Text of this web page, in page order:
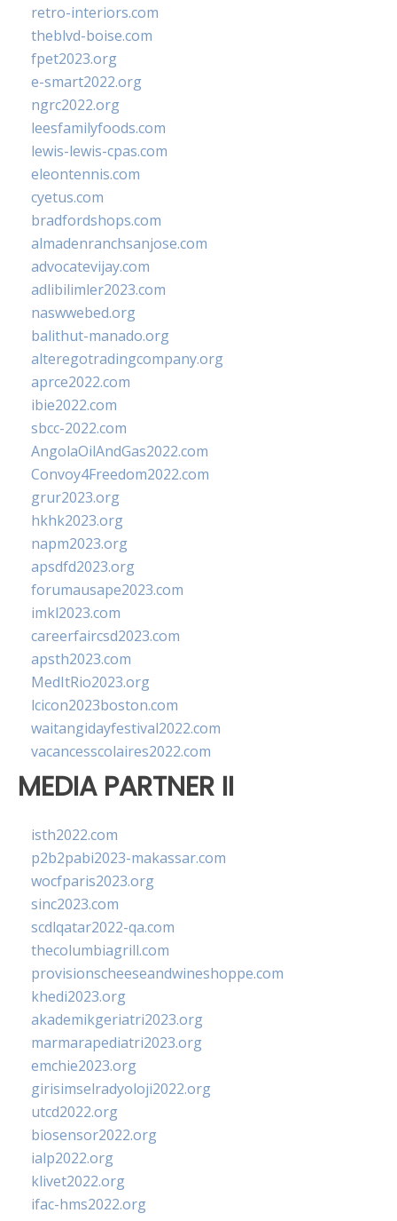
retro-interiors.com
theblvd-boise.com
fpet2023.org
e-smart2022.org
ngrc2022.org
leesfamilyfoods.com
lewis-lewis-cpas.com
eleontennis.com
cyetus.com
bradfordshops.com
almadenranchsanjose.com
advocatevijay.com
adlibilimler2023.com
naswwebed.org
balithut-manado.org
alteregotradingcompany.org
aprce2022.com
ibie2022.com
sbcc-2022.com
AngolaOilAndGas2022.com
Convoy4Freedom2022.com
grur2023.org
hkhk2023.org
napm2023.org
apsdfd2023.org
forumausape2023.com
imkl2023.com
careerfaircsd2023.com
apsth2023.com
MedItRio2023.org
lcicon2023boston.com
waitangidayfestival2022.com
vacancesscolaires2022.com
MEDIA PARTNER II
isth2022.com
p2b2pabi2023-makassar.com
wocfparis2023.org
sinc2023.com
scdlqatar2022-qa.com
thecolumbiagrill.com
provisionscheeseandwineshoppe.com
khedi2023.org
akademikgeriatri2023.org
marmarapediatri2023.org
emchie2023.org
girisimselradyoloji2022.org
utcd2022.org
biosensor2022.org
ialp2022.org
klivet2022.org
ifac-hms2022.org